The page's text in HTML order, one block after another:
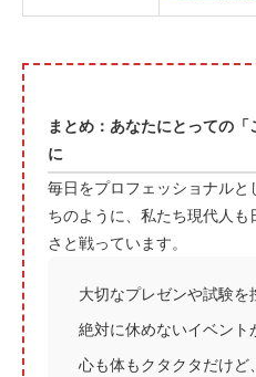
まとめ：あなたにとっての
に
毎日をプロフェッショナル
ちのように、私たち現代人
さと戦っています。
大切なプレゼンや試験を
絶対に休めないイベント
心も体もクタクタだけど